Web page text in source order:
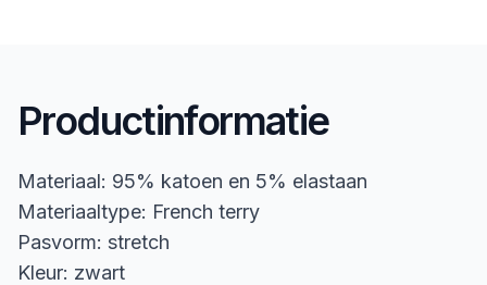
Productinformatie
Materiaal: 95% katoen en 5% elastaan
Materiaaltype: French terry
Pasvorm: stretch
Kleur: zwart